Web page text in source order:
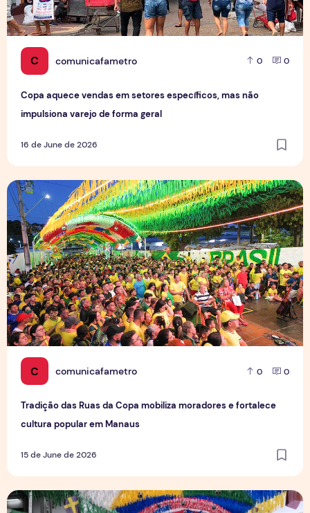
C comunicafametro 0 0
Copa aquece vendas em setores específicos, mas não
impulsiona varejo de forma geral
16 de June de 2026
C comunicafametro 0 0
Tradição das Ruas da Copa mobiliza moradores e fortalece
cultura popular em Manaus
15 de June de 2026
Tradição das Ruas da Copa mobiliza moradores e
Rua da Copa na Compensa: Os preparativos da Semulsp